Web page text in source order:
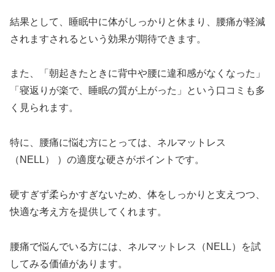
結果として、睡眠中に体がしっかりと休まり、腰痛が軽減
されますされるという効果が期待できます。
また、「朝起きたときに背中や腰に違和感がなくなった」
「寝返りが楽で、睡眠の質が上がった」という口コミも多
く見られます。
特に、腰痛に悩む方にとっては、ネルマットレス
（NELL） ）の適度な硬さがポイントです。
硬すぎず柔らかすぎないため、体をしっかりと支えつつ、
快適な考え方を提供してくれます。
腰痛で悩んでいる方には、ネルマットレス（NELL）を試
してみる価値があります。